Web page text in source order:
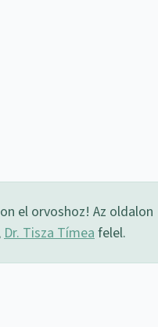
el orvoshoz! Az oldalon
Dr. Tisza Tímea felel.